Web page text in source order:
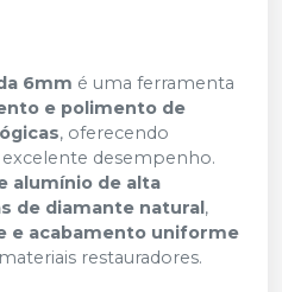
6mm é uma ferramenta
e polimento de
, oferecendo
excelente desempenho.
alumínio de alta
de diamante natural,
e acabamento uniforme
restauradores.